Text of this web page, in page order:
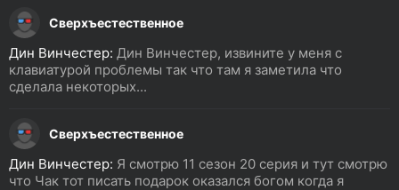
Сверхъестественное
Дин Винчестер: Дин Винчестер, извините у меня с
клавиатурой проблемы так что там я заметила что
сделала некоторых...
Сверхъестественное
Дин Винчестер: Я смотрю 11 сезон 20 серия и тут смотрю
что Чак тот писать подарок оказался богом когда я